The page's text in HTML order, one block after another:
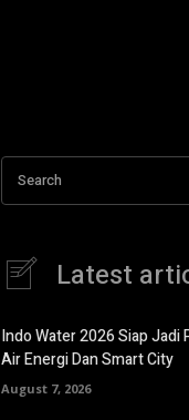
Search
Latest
Indo Water 2026 Siap Jadi
Air Energi Dan Smart City
August 7, 2026